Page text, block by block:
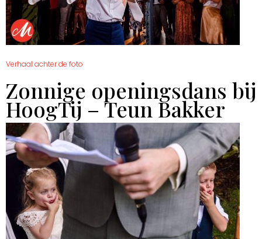
Verhaal achter de foto
Zonnige openingsdans bij
HoogTij – Teun Bakker